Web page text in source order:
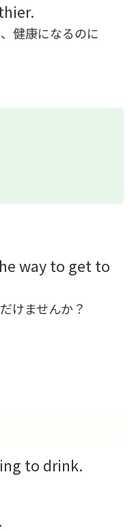
健康になるのに
way to get to
けませんか？
to drink.